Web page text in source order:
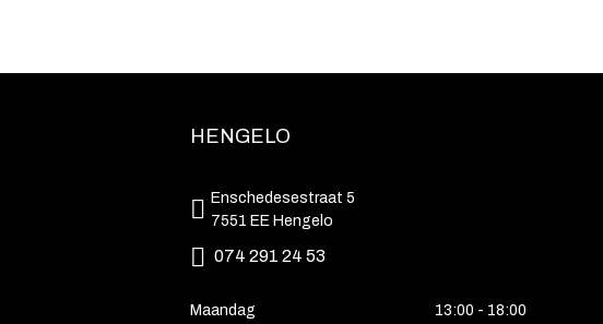
HENGELO
Enschedesestraat 5
7551 EE Hengelo
074 291 24 53
Maandag 13:00 - 18:00